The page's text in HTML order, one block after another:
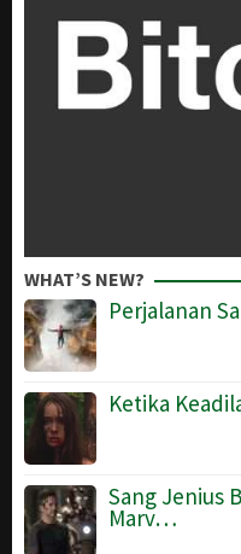
WHAT’S NEW?
Perjalanan
Ketika
Sang Jenius
Marv…